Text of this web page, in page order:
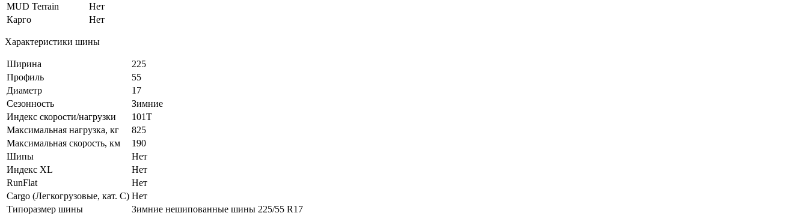
MUD Terrain
Нет
Карго
Нет
Характеристики шины
Ширина
225
Профиль
55
Диаметр
17
Сезонность
Зимние
Индекс скорости/нагрузки
101T
Максимальная нагрузка, кг
825
Максимальная скорость, км
190
Шипы
Нет
Индекс XL
Нет
RunFlat
Нет
Cargo (Легкогрузовые, кат. С) Нет
Типоразмер шины
Зимние нешипованные шины 225/55 R17